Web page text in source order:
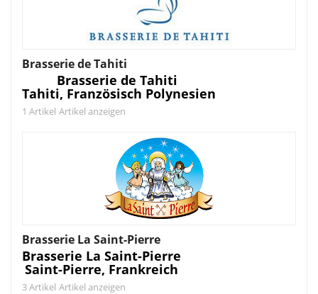
Brasserie de Tahiti
Brasserie de Tahiti
Tahiti, Französisch Polynesien
1 Artikel Artikel anzeigen
Brasserie La Saint-Pierre
Brasserie La Saint-Pierre
Saint-Pierre, Frankreich
3 Artikel Artikel anzeigen